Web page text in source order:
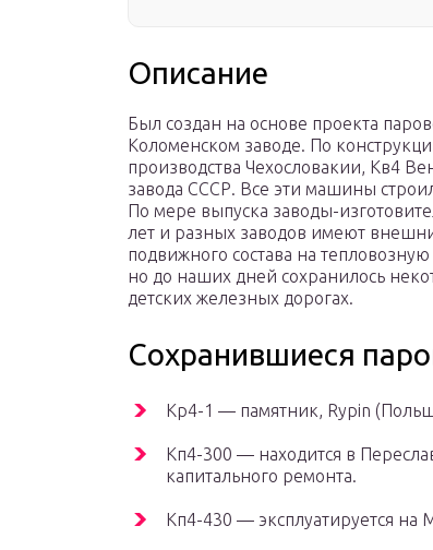
Описание
Был создан на основе проекта
Коломенском заводе. По
производства Чехословакии, Кв4
завода СССР. Все эти машины
По мере выпуска заводы-
лет и разных заводов имеют
подвижного состава на
но до наших дней сохранилось
детских железных дорогах.
Сохранившиеся
Kp4-1 — памятник, Rypin
Кп4-300 — находится в
капитального ремонта.
Кп4-430 — эксплуатируется на